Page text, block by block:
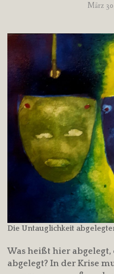
März
Die Untauglichkeit
Was heißt hier abgelegt,
abgelegt? In der Krise